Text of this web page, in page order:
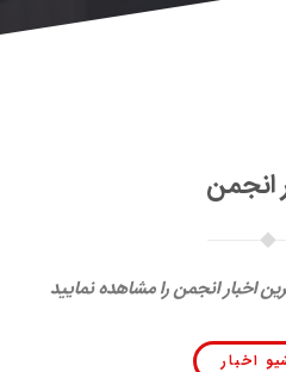
انجمن
اخبار انجمن را مشاهده نمایید
اخبار